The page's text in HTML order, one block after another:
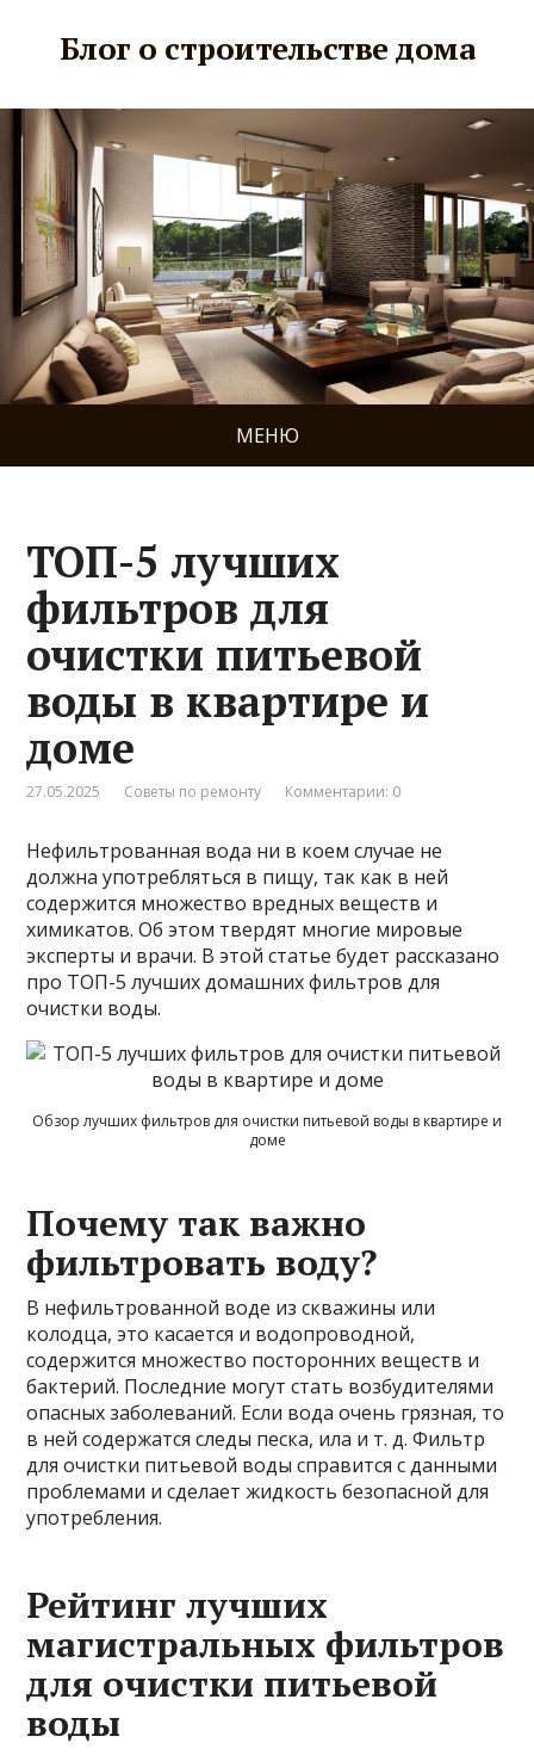
Блог о строительстве дома
МЕНЮ
ТОП-5 лучших
фильтров для
очистки питьевой
воды в квартире и
доме
27.05.2025 Советы по ремонту Комментарии: 0
Нефильтрованная вода ни в коем случае не
должна употребляться в пищу, так как в ней
содержится множество вредных веществ и
химикатов. Об этом твердят многие мировые
эксперты и врачи. В этой статье будет рассказано
про ТОП-5 лучших домашних фильтров для
очистки воды.
Обзор лучших фильтров для очистки питьевой воды в квартире и
доме
Почему так важно
фильтровать воду?
В нефильтрованной воде из скважины или
колодца, это касается и водопроводной,
содержится множество посторонних веществ и
бактерий. Последние могут стать возбудителями
опасных заболеваний. Если вода очень грязная, то
в ней содержатся следы песка, ила и т. д. Фильтр
для очистки питьевой воды справится с данными
проблемами и сделает жидкость безопасной для
употребления.
Рейтинг лучших
магистральных фильтров
для очистки питьевой
воды